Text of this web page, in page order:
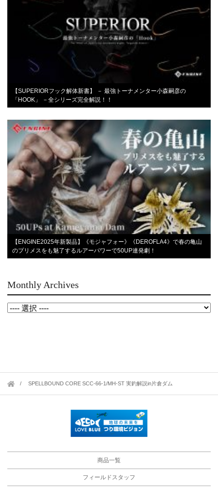
【SUPERIORフック解体新書】 － 最強トーナメンター小森嗣彦の
「HOOK」 －全シリーズ完全解説！！
【ENGINE2025年新製品】《モジャフォー》《DEROFLA4》で春の亀山
のプリメスをも魅了するルアーパワーで50UP連発劇！
Monthly Archives
SPELLBOUND CORE SCC-66-1/MH-ST 実釣解説in片倉ダム
商品一覧
フィールドスタッフ